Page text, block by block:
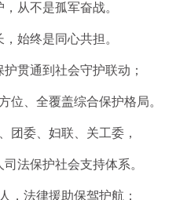
从不是孤军奋战。
始终是同心共担。
贯通到社会守护联动；
位、全覆盖综合保护格局。
团委、妇联、关工委，
法保护社会支持体系。
，法律援助保驾护航；